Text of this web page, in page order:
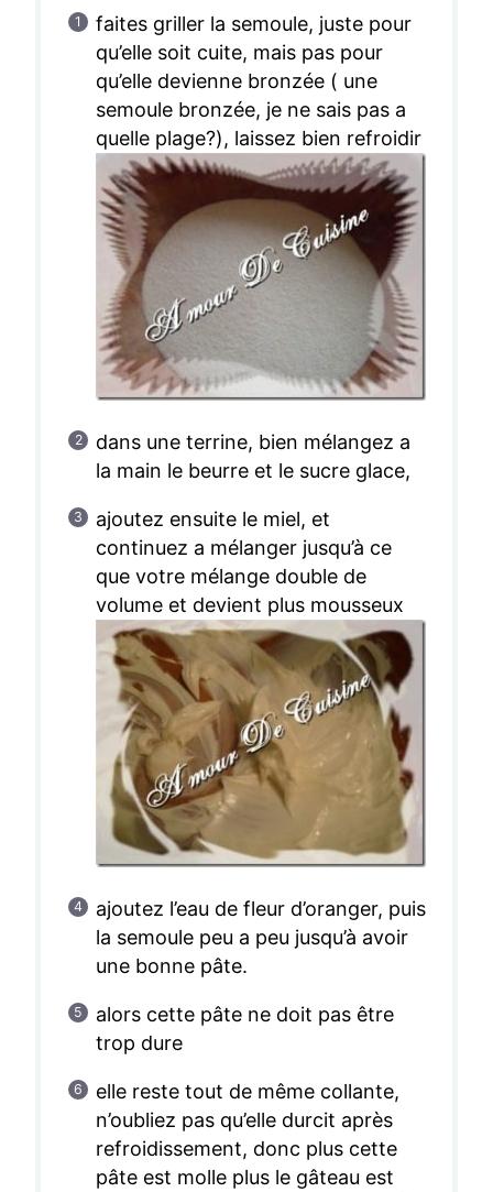
faites griller la semoule, juste pour
qu’elle soit cuite, mais pas pour
qu’elle devienne bronzée ( une
semoule bronzée, je ne sais pas a
quelle plage?), laissez bien refroidir
dans une terrine, bien mélangez a
la main le beurre et le sucre glace,
ajoutez ensuite le miel, et
continuez a mélanger jusqu’à ce
que votre mélange double de
volume et devient plus mousseux
ajoutez l’eau de fleur d’oranger, puis
la semoule peu a peu jusqu’à avoir
une bonne pâte.
alors cette pâte ne doit pas être
trop dure
elle reste tout de même collante,
n’oubliez pas qu’elle durcit après
refroidissement, donc plus cette
pâte est molle plus le gâteau est